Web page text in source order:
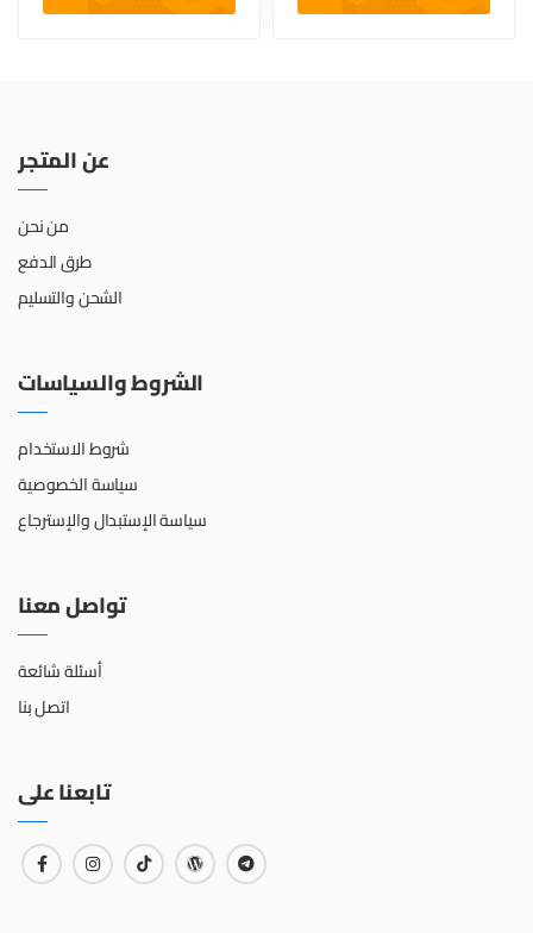
عن المتجر
من نحن
طرق الدفع
الشحن والتسليم
الشروط والسياسات
شروط الاستخدام
سياسة الخصوصية
سياسة الإستبدال والإسترجاع
تواصل معنا
أسئلة شائعة
اتصل بنا
تابعنا على